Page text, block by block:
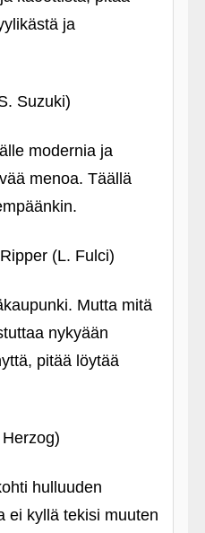
ja
Suzuki)
modernia ja
menoa. Täällä
(L. Fulci)
Mutta mitä
nykyään
pitää löytää
hulluuden
ei kyllä tekisi muuten